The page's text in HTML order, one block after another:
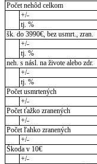
Počet nehôd celkom
+/-
tj. %
šk. do 3990€, bez usmrt., zran.
+/-
tj. %
neh. s násl. na živote alebo zdr.
+/-
tj. %
Počet usmrtených
+/-
Počet ťažko zranených
+/-
Počet ľahko zranených
+/-
Škoda v 10€
+/-